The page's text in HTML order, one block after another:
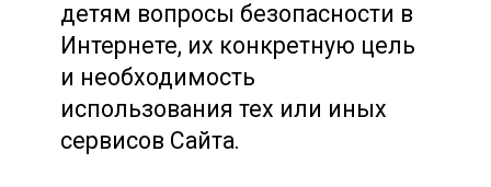
детям вопросы безопасности в
Интернете, их конкретную цель
и необходимость
использования тех или иных
сервисов Сайта.